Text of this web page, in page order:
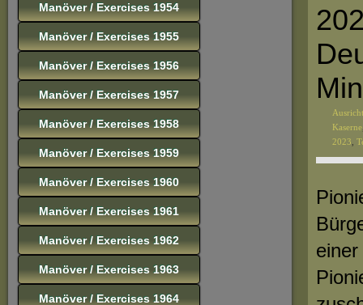
Manöver / Exercises 1954
Manöver / Exercises 1955
Manöver / Exercises 1956
Manöver / Exercises 1957
Manöver / Exercises 1958
Manöver / Exercises 1959
Manöver / Exercises 1960
Manöver / Exercises 1961
Manöver / Exercises 1962
Manöver / Exercises 1963
Manöver / Exercises 1964
Kaserne
2023